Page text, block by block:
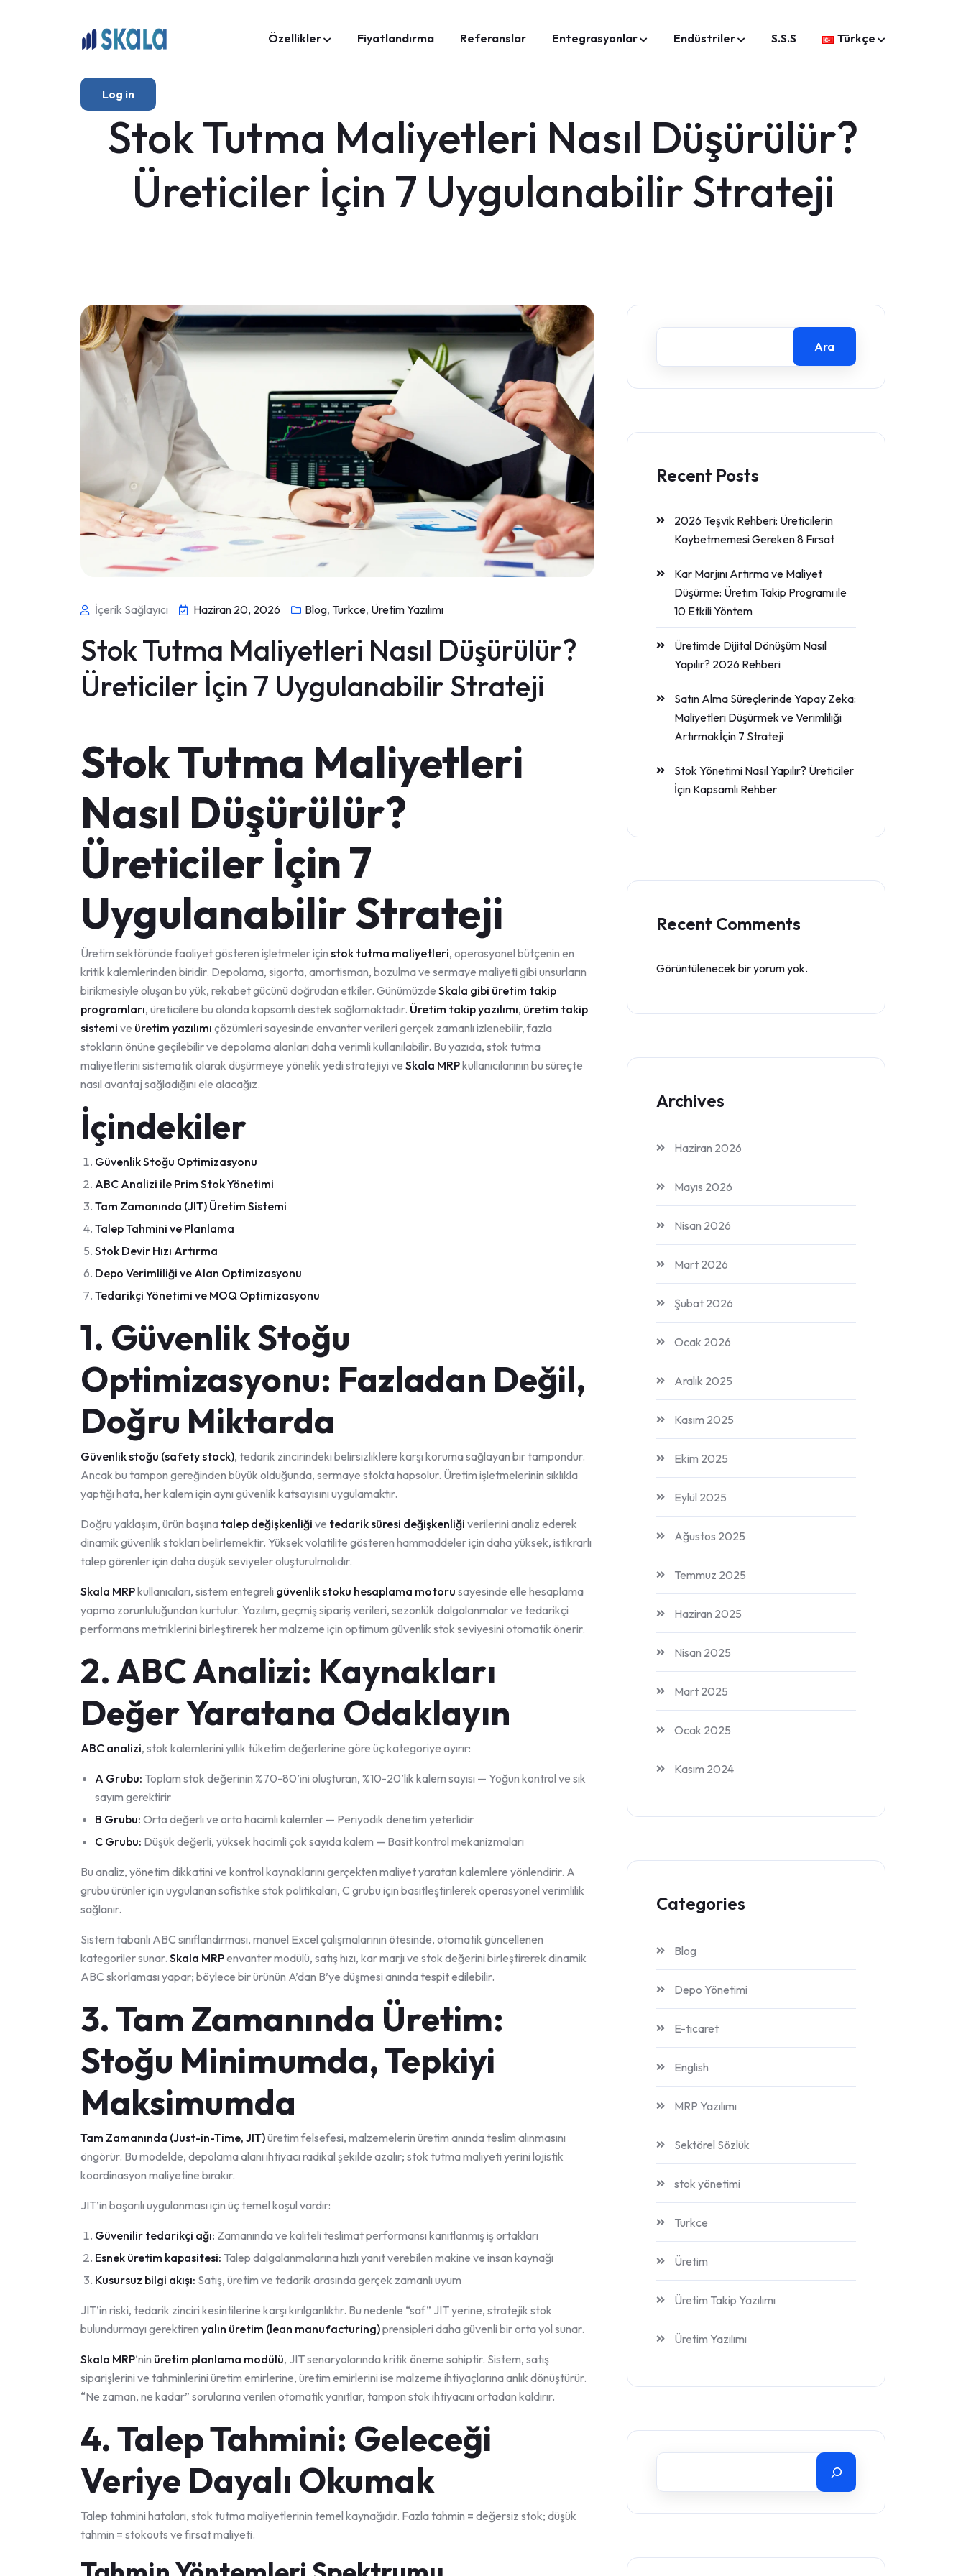
Özellikler Fiyatlandırma Referanslar Entegrasyonlar Endüstriler S.S.S Türkçe
Log in
Stok Tutma Maliyetleri Nasıl Düşürülür?
Üreticiler İçin 7 Uygulanabilir Strateji
İçerik Sağlayıcı Haziran 20, 2026 Blog, Turkce, Üretim Yazılımı
Stok Tutma Maliyetleri Nasıl Düşürülür?
Üreticiler İçin 7 Uygulanabilir Strateji
Stok Tutma Maliyetleri
Nasıl Düşürülür?
Üreticiler İçin 7
Uygulanabilir Strateji
Üretim sektöründe faaliyet gösteren işletmeler için stok tutma maliyetleri, operasyonel bütçenin en
kritik kalemlerinden biridir. Depolama, sigorta, amortisman, bozulma ve sermaye maliyeti gibi unsurların
birikmesiyle oluşan bu yük, rekabet gücünü doğrudan etkiler. Günümüzde Skala gibi üretim takip
programları, üreticilere bu alanda kapsamlı destek sağlamaktadır. Üretim takip yazılımı, üretim takip
sistemi ve üretim yazılımı çözümleri sayesinde envanter verileri gerçek zamanlı izlenebilir, fazla
stokların önüne geçilebilir ve depolama alanları daha verimli kullanılabilir. Bu yazıda, stok tutma
maliyetlerini sistematik olarak düşürmeye yönelik yedi stratejiyi ve Skala MRPkullanıcılarının bu süreçte
nasıl avantaj sağladığını ele alacağız.
İçindekiler
Güvenlik Stoğu Optimizasyonu
ABC Analizi ile Prim Stok Yönetimi
Tam Zamanında (JIT) Üretim Sistemi
Talep Tahmini ve Planlama
Stok Devir Hızı Artırma
Depo Verimliliği ve Alan Optimizasyonu
Tedarikçi Yönetimi ve MOQ Optimizasyonu
1. Güvenlik Stoğu
Optimizasyonu: Fazladan Değil,
Doğru Miktarda
Güvenlik stoğu (safety stock), tedarik zincirindeki belirsizliklere karşı koruma sağlayan bir tampondur.
Ancak bu tampon gereğinden büyük olduğunda, sermaye stokta hapsolur. Üretim işletmelerinin sıklıkla
yaptığı hata, her kalem için aynı güvenlik katsayısını uygulamaktır.
Doğru yaklaşım, ürün başına talep değişkenliği ve tedarik süresi değişkenliği verilerini analiz ederek
dinamik güvenlik stokları belirlemektir. Yüksek volatilite gösteren hammaddeler için daha yüksek, istikrarlı
talep görenler için daha düşük seviyeler oluşturulmalıdır.
Skala MRPkullanıcıları, sistem entegreli güvenlik stoku hesaplama motoru sayesinde elle hesaplama
yapma zorunluluğundan kurtulur. Yazılım, geçmiş sipariş verileri, sezonlük dalgalanmalar ve tedarikçi
performans metriklerini birleştirerek her malzeme için optimum güvenlik stok seviyesini otomatik önerir.
2. ABC Analizi: Kaynakları
Değer Yaratana Odaklayın
ABC analizi, stok kalemlerini yıllık tüketim değerlerine göre üç kategoriye ayırır:
A Grubu: Toplam stok değerinin %70-80’ini oluşturan, %10-20’lik kalem sayısı — Yoğun kontrol ve sık
sayım gerektirir
B Grubu: Orta değerli ve orta hacimli kalemler — Periyodik denetim yeterlidir
C Grubu: Düşük değerli, yüksek hacimli çok sayıda kalem — Basit kontrol mekanizmaları
Bu analiz, yönetim dikkatini ve kontrol kaynaklarını gerçekten maliyet yaratan kalemlere yönlendirir. A
grubu ürünler için uygulanan sofistike stok politikaları, C grubu için basitleştirilerek operasyonel verimlilik
sağlanır.
Sistem tabanlı ABC sınıflandırması, manuel Excel çalışmalarının ötesinde, otomatik güncellenen
kategoriler sunar. Skala MRPenvanter modülü, satış hızı, kar marjı ve stok değerini birleştirerek dinamik
ABC skorlaması yapar; böylece bir ürünün A’dan B’ye düşmesi anında tespit edilebilir.
3. Tam Zamanında Üretim:
Stoğu Minimumda, Tepkiyi
Maksimumda
Tam Zamanında (Just-in-Time, JIT)üretim felsefesi, malzemelerin üretim anında teslim alınmasını
öngörür. Bu modelde, depolama alanı ihtiyacı radikal şekilde azalır; stok tutma maliyeti yerini lojistik
koordinasyon maliyetine bırakır.
JIT’in başarılı uygulanması için üç temel koşul vardır:
Güvenilir tedarikçi ağı: Zamanında ve kaliteli teslimat performansı kanıtlanmış iş ortakları
Esnek üretim kapasitesi: Talep dalgalanmalarına hızlı yanıt verebilen makine ve insan kaynağı
Kusursuz bilgi akışı: Satış, üretim ve tedarik arasında gerçek zamanlı uyum
JIT’in riski, tedarik zinciri kesintilerine karşı kırılganlıktır. Bu nedenle “saf” JIT yerine, stratejik stok
bulundurmayı gerektiren yalın üretim (lean manufacturing)prensipleri daha güvenli bir orta yol sunar.
Skala MRP‘nin üretim planlama modülü, JIT senaryolarında kritik öneme sahiptir. Sistem, satış
siparişlerini ve tahminlerini üretim emirlerine, üretim emirlerini ise malzeme ihtiyaçlarına anlık dönüştürür.
“Ne zaman, ne kadar” sorularına verilen otomatik yanıtlar, tampon stok ihtiyacını ortadan kaldırır.
4. Talep Tahmini: Geleceği
Veriye Dayalı Okumak
Talep tahmini hataları, stok tutma maliyetlerinin temel kaynağıdır. Fazla tahmin = değersiz stok; düşük
tahmin = stokouts ve fırsat maliyeti.
Ara
Recent Posts
2026 Teşvik Rehberi: Üreticilerin
Kaybetmemesi Gereken 8 Fırsat
Kar Marjını Artırma ve Maliyet
Düşürme: Üretim Takip Programı ile
10 Etkili Yöntem
Üretimde Dijital Dönüşüm Nasıl
Yapılır? 2026 Rehberi
Satın Alma Süreçlerinde Yapay Zeka:
Maliyetleri Düşürmek ve Verimliliği
Artırmakİçin 7 Strateji
Stok Yönetimi Nasıl Yapılır? Üreticiler
İçin Kapsamlı Rehber
Recent Comments
Görüntülenecek bir yorum yok.
Archives
Haziran 2026
Mayıs 2026
Nisan 2026
Mart 2026
Şubat 2026
Ocak 2026
Aralık 2025
Kasım 2025
Ekim 2025
Eylül 2025
Ağustos 2025
Temmuz 2025
Haziran 2025
Nisan 2025
Mart 2025
Ocak 2025
Kasım 2024
Categories
Blog
Depo Yönetimi
E-ticaret
English
MRP Yazılımı
Sektörel Sözlük
stok yönetimi
Turkce
Üretim
Üretim Takip Yazılımı
Üretim Yazılımı